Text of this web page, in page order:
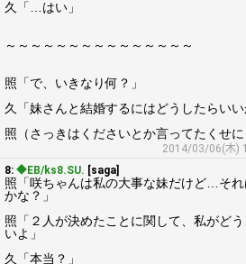
久「…はい」
～～～～～～～～～～～～～～～
照「で、いきなり何？」
久「妹さんと結婚するにはどうしたらいい
照（さっきはくださいとか言ってたくせに
2014/03/06(木)
8: ◆EB/ks8.SU. [saga]
照「咲ちゃんは私の大事な妹だけど…そ
かな？」
照「２人が決めたことに関して、私がど
いよ」
久「本当？」